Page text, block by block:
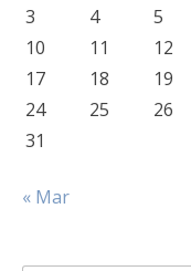
3
4 5
10
11 12
17
18 19
24
25 26
31
« Mar